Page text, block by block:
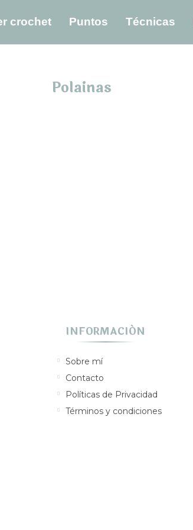
crochet Puntos Técnicas
Polainas
INFORMACIÓN
Sobre mí
Contacto
Políticas de Privacidad
Términos y condiciones